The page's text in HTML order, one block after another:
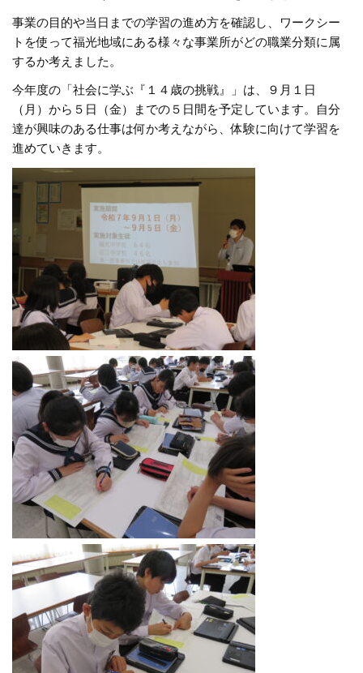
事業の目的や当日までの学習の進め方を確認し、ワークシー
トを使って福光地域にある様々な事業所がどの職業分類に属
するか考えました。
今年度の「社会に学ぶ『１４歳の挑戦』」は、９月１日
（月）から５日（金）までの５日間を予定しています。自分
達が興味のある仕事は何か考えながら、体験に向けて学習を
進めていきます。